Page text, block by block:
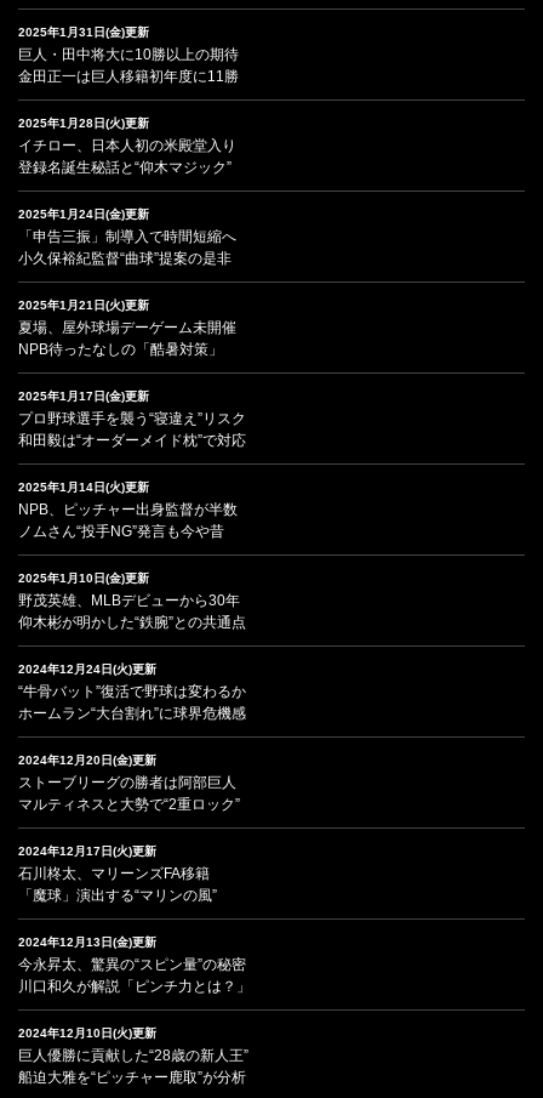
2025年1月31日(金)更新
巨人・田中将大に10勝以上の期待
金田正一は巨人移籍初年度に11勝
2025年1月28日(火)更新
イチロー、日本人初の米殿堂入り
登録名誕生秘話と“仰木マジック”
2025年1月24日(金)更新
「申告三振」制導入で時間短縮へ
小久保裕紀監督“曲球”提案の是非
2025年1月21日(火)更新
夏場、屋外球場デーゲーム未開催
NPB待ったなしの「酷暑対策」
2025年1月17日(金)更新
プロ野球選手を襲う“寝違え”リスク
和田毅は“オーダーメイド枕”で対応
2025年1月14日(火)更新
NPB、ピッチャー出身監督が半数
ノムさん“投手NG”発言も今や昔
2025年1月10日(金)更新
野茂英雄、MLBデビューから30年
仰木彬が明かした“鉄腕”との共通点
2024年12月24日(火)更新
“牛骨バット”復活で野球は変わるか
ホームラン“大台割れ”に球界危機感
2024年12月20日(金)更新
ストーブリーグの勝者は阿部巨人
マルティネスと大勢で“2重ロック”
2024年12月17日(火)更新
石川柊太、マリーンズFA移籍
「魔球」演出する“マリンの風”
2024年12月13日(金)更新
今永昇太、驚異の“スピン量”の秘密
川口和久が解説「ピンチ力とは？」
2024年12月10日(火)更新
巨人優勝に貢献した“28歳の新人王”
船迫大雅を“ピッチャー鹿取”が分析